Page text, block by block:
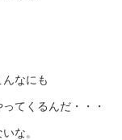
なにも
てくるんだ・・・
な。